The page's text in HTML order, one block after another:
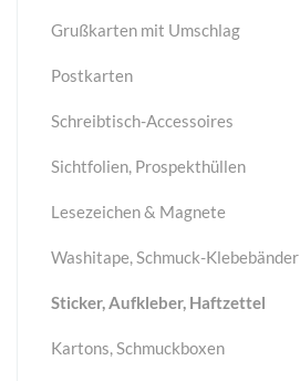
Grußkarten mit Umschlag
Postkarten
Schreibtisch-Accessoires
Sichtfolien, Prospekthüllen
Lesezeichen & Magnete
Washitape, Schmuck-Klebebänder
Sticker, Aufkleber, Haftzettel
Kartons, Schmuckboxen